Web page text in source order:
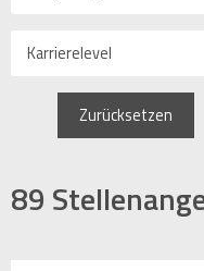
Karrierelevel
Zurücksetzen
89